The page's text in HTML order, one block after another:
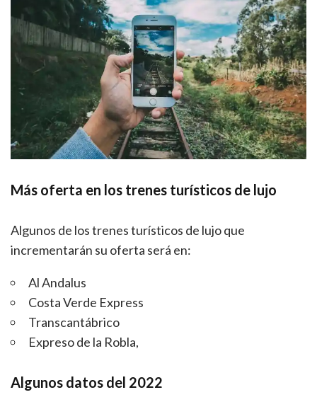
Más oferta en los trenes turísticos de lujo
Algunos de los trenes turísticos de lujo que
incrementarán su oferta será en:
Al Andalus
Costa Verde Express
Transcantábrico
Expreso de la Robla,
Algunos datos del 2022